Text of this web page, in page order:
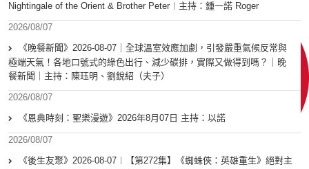
Nightingale of the Orient & Brother Peter︱主持：鍾一諾 Roger
2026/08/07
《晚餐新聞》2026-08-07｜全球溫室效應加劇，引發嚴重氣候反常與
極端天氣！各地口號式的綠色出行、減少碳排，實際又做得到嗎？｜晚
餐新聞｜主持：陳珏明、劉銳紹（夫子）
2026/08/07
《恩典時刻：聖樂漫遊》2026年8月07日 主持：以諾
2026/08/07
《後生友聚》2026-08-07︱【第272集】《蜘蛛俠：英雄重生》絕對主